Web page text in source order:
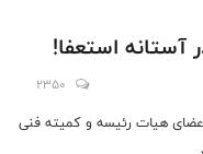
آستانه استعفا!
2350
هیات رئیسه و کمیته فنی